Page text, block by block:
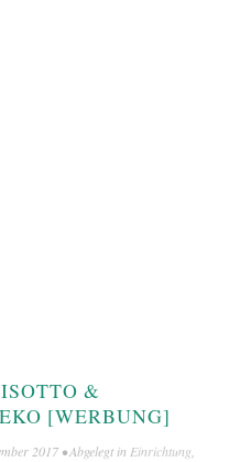
&
[WERBUNG]
2017 • Abgelegt in Einrichtung